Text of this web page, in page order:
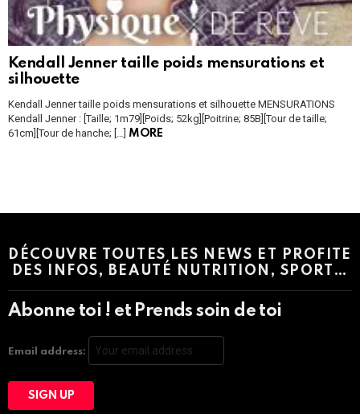
Kendall Jenner taille poids mensurations et
silhouette
Kendall Jenner taille poids mensurations et silhouette MENSURATIONS
Kendall Jenner : [Taille; 1m79][Poids; 52kg][Poitrine; 85B][Tour de taille;
61cm][Tour de hanche; […] MORE
DÉCOUVRE TOUTES LES NEWS ET PROFITE
DES INFOS, BEAUTÉ NUTRITION, SPORT…
Abonne toi ! et Prends soin de toi
Email address: